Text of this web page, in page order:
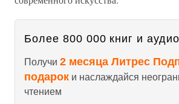
Более 800 000 книг и
Получи 2 месяца Литрес
подарок и наслаждайся
чтением